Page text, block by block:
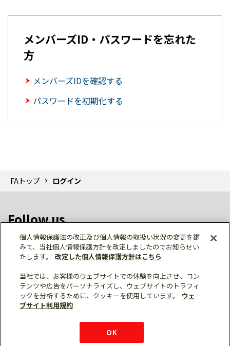
メンバーズID・パスワードを忘れた
方
メンバーズIDを確認する
パスワードを初期化する
FAトップ ログイン
Follow us
個人情報保護 利用規約
ご利用にあたって
サイトマップ
三菱電機トップ
個人情報保護法の改正及び個人情報の取扱い状況の変更を鑑
みて、当社個人情報保護方針を改定しましたのでお知らせい
たします。
改定した個人情報保護方針はこちら
当社では、お客様のウェブサイトでの体験を向上させ、コン
テンツや広告をパーソナライズし、ウェブサイトのトラフィ
ックを分析するために、クッキーを使用しています。
ウェ
ブサイト利用規約
OK
チャットサービス